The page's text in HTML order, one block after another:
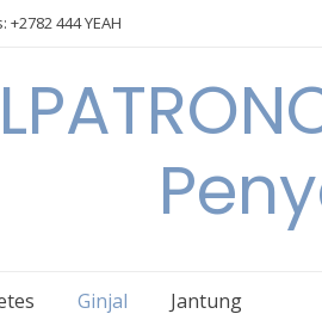
+2782 444 YEAH
Ginjal Jantung